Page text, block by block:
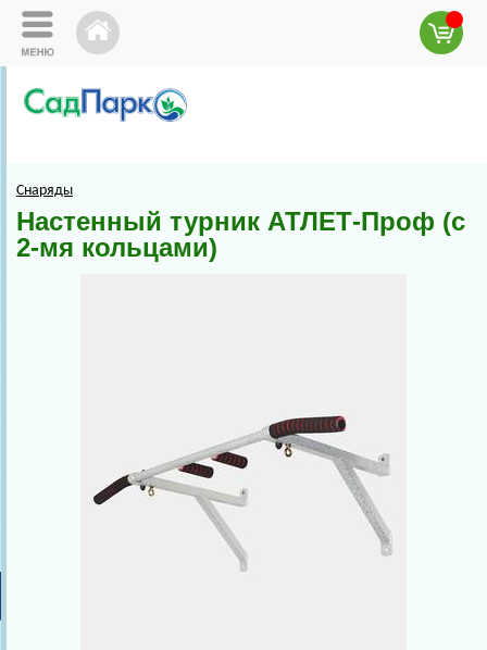
Снаряды
Настенный турник АТЛЕТ-Проф (с
2-мя кольцами)